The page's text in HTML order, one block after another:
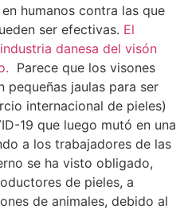
humanos contra las que
ser efectivas. El
danesa del visón
Parece que los visones
pequeñas jaulas para ser
internacional de pieles)
19 que luego mutó en una
a los trabajadores de las
se ha visto obligado,
de pieles, a
de animales, debido al